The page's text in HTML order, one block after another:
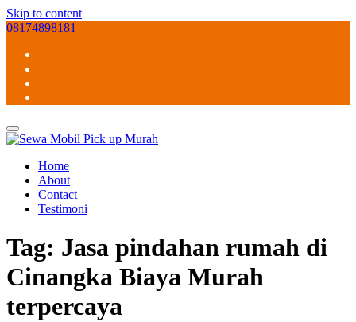
Skip to content
08174898181
Home
About
Contact
Testimoni
Tag: Jasa pindahan rumah di
Cinangka Biaya Murah
terpercaya